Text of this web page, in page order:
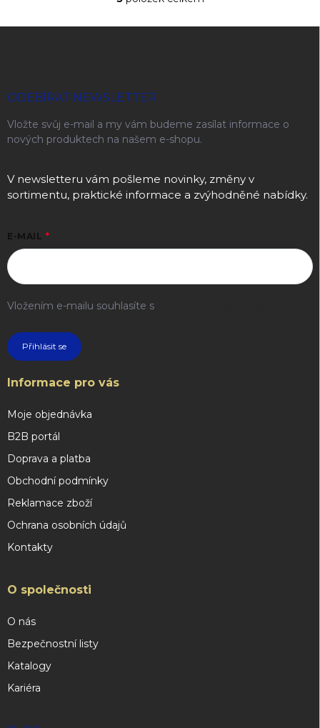
Ovládací prvky výpisu
ODEBÍRAT NEWSLETTER
Vložte svůj e-mail a my vám budeme zasílat informace o
nových produktech na našem e-shopu.
V newsletteru vám pošleme novinky, změny v
sortimentu, praktické informace a zvýhodněné nabídky.
E-MAIL
Vložením e-mailu souhlasíte s
Přihlásit se
Informace pro vás
Moje objednávka
B2B portál
Doprava a platba
Obchodní podmínky
Reklamace zboží
Ochrana osobních údajů
Kontakty
O společnosti
O nás
Bezpečnostní listy
Katalogy
Kariéra